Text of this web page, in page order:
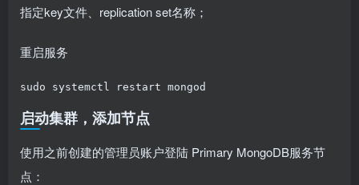
指定key文件、replication set名称；
重启服务
sudo systemctl restart mongod
启动集群，添加节点
使用之前创建的管理员账户登陆 Primary MongoDB服务节
点：